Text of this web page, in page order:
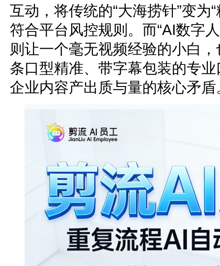
互动，将传统的“大海捞针”变为
符合平台风控规则。而“AI数字
则让一个毫无视频经验的小白
条口型精准、带字幕包装的专
企业内容产出质与量的核心矛盾